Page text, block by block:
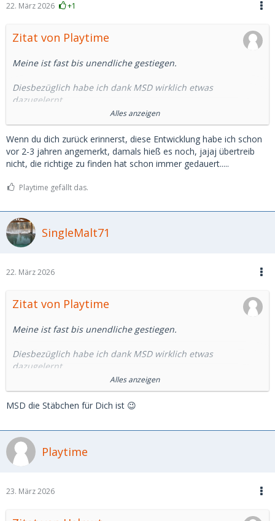
22. März 2026 +1
Zitat von Playtime
Meine ist fast bis unendliche gestiegen.
Diesbezüglich habe ich dank MSD wirklich etwas
dazugelernt.
Aufgebraucht ist allerdings meine Hoffnung, auf MSD ein SB
zu finden.
Die Plattform hat sich in eine andere Richtung entwickelt.
Angebote von professionellen/halbprofessionellen SDL für
genügend. Dafür brauchts aber sicher kein MSD.
Alles anzeigen
Wenn du dich zurück erinnerst, diese Entwicklung habe ich schon
vor 2-3 jahren angemerkt, damals hieß es noch, jajaj übertreib
nicht, die richtige zu finden hat schon immer gedauert.....
Playtime gefällt das.
SingleMalt71
22. März 2026
Zitat von Playtime
Meine ist fast bis unendliche gestiegen.
Diesbezüglich habe ich dank MSD wirklich etwas
dazugelernt.
Aufgebraucht ist allerdings meine Hoffnung, auf MSD ein SB
zu finden.
Die Plattform hat sich in eine andere Richtung entwickelt.
Angebote von professionellen/halbprofessionellen SDL für
schnelle unkomplizierte Sexdates im Hotel findet man
Alles anzeigen
MSD die Stäbchen für Dich ist 😉
Playtime
23. März 2026